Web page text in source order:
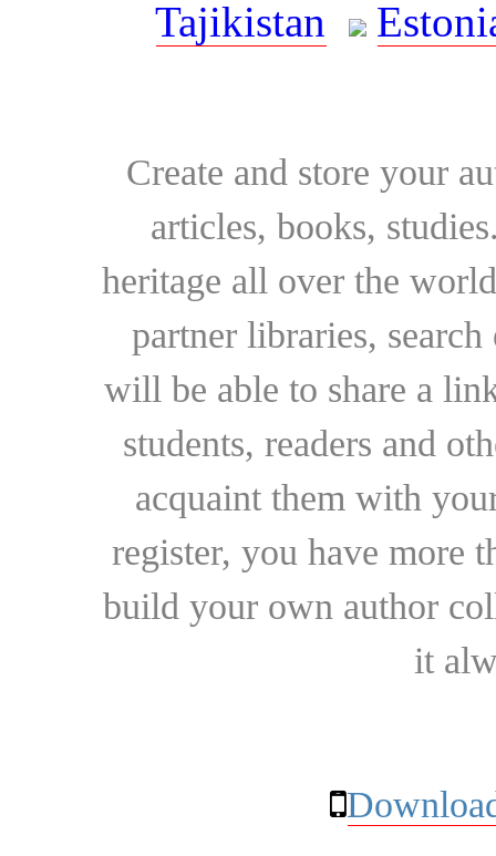
Tajikistan
Create and store your
articles, books,
heritage all over the
partner libraries,
will be able to share a
students, readers and
acquaint them with
register, you have more
build your own author
it